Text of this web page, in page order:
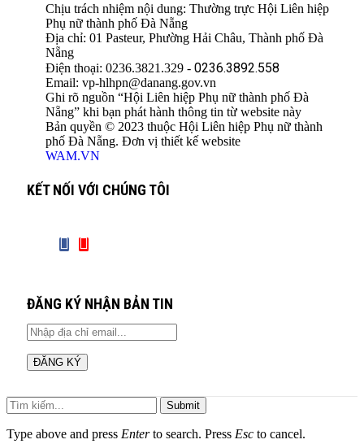
Chịu trách nhiệm nội dung: Thường trực Hội Liên hiệp
Phụ nữ thành phố Đà Nẵng
Địa chỉ: 01 Pasteur, Phường Hải Châu, Thành phố Đà
Nẵng
Điện thoại: 0236.3821.329 - 0236.3892.558
Email: vp-hlhpn@danang.gov.vn
Ghi rõ nguồn “Hội Liên hiệp Phụ nữ thành phố Đà
Nẵng” khi bạn phát hành thông tin từ website này
Bản quyền © 2023 thuộc Hội Liên hiệp Phụ nữ thành
phố Đà Nẵng. Đơn vị thiết kế website
WAM.VN
KẾT NỐI VỚI CHÚNG TÔI
ĐĂNG KÝ NHẬN BẢN TIN
Submit
Type above and press Enterto search. Press Esc to cancel.